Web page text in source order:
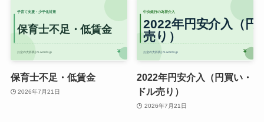
保育士不足・低賃金
2026年7月21日
2022年円安介入（円買い・
ドル売り）
2026年7月21日